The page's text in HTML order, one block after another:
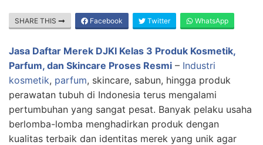
SHARE THIS Facebook Twitter WhatsApp
Jasa Daftar Merek DJKI Kelas 3 Produk Kosmetik,
Parfum, dan Skincare Proses Resmi – Industri
kosmetik, parfum, skincare, sabun, hingga produk
perawatan tubuh di Indonesia terus mengalami
pertumbuhan yang sangat pesat. Banyak pelaku usaha
berlomba-lomba menghadirkan produk dengan
kualitas terbaik dan identitas merek yang unik agar